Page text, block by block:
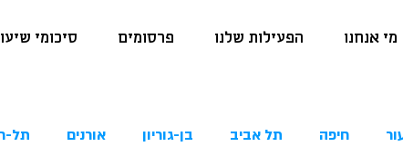
סיכומי פרסומים הפעילות שלנו מי אנחנו
חיפה תל אביב בן-גוריון אורנים תל-